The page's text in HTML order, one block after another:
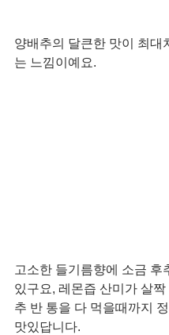
양배추의 달큰한 맛이 최대
는 느낌이예요.
고소한 들기름향에 소금 후
있구요, 레몬즙 산미가 살짝
추 반 통을 다 먹을때까지
맛있답니다.